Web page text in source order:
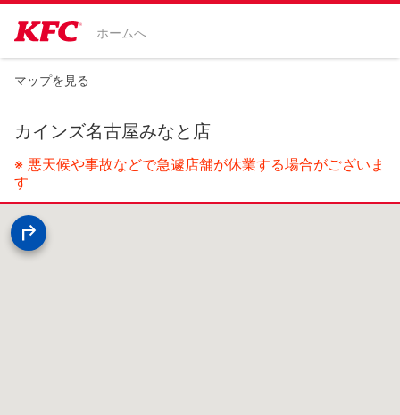
ホームへ
マップを見る
カインズ名古屋みなと店
※ 悪天候や事故などで急遽店舗が休業する場合がございま
す